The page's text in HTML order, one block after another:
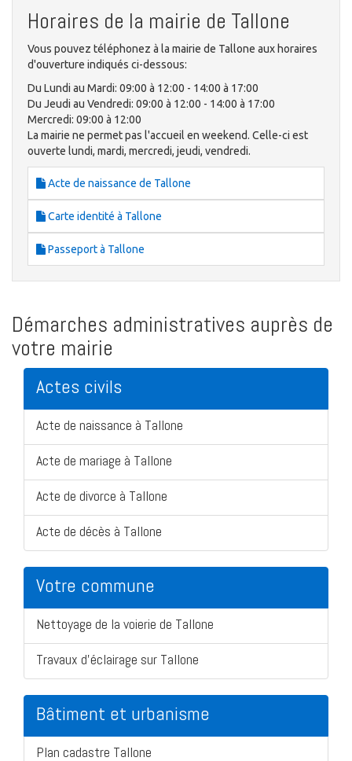
Horaires de la mairie de Tallone
Vous pouvez téléphonez à la mairie de Tallone aux horaires
d'ouverture indiqués ci-dessous:
Du Lundi au Mardi: 09:00 à 12:00 - 14:00 à 17:00
Du Jeudi au Vendredi: 09:00 à 12:00 - 14:00 à 17:00
Mercredi: 09:00 à 12:00
La mairie ne permet pas l'accueil en weekend. Celle-ci est
ouverte lundi, mardi, mercredi, jeudi, vendredi.
Acte de naissance de Tallone
Carte identité à Tallone
Passeport à Tallone
Démarches administratives auprès de
votre mairie
Actes civils
Acte de naissance à Tallone
Acte de mariage à Tallone
Acte de divorce à Tallone
Acte de décès à Tallone
Votre commune
Nettoyage de la voierie de Tallone
Travaux d'éclairage sur Tallone
Bâtiment et urbanisme
Plan cadastre Tallone